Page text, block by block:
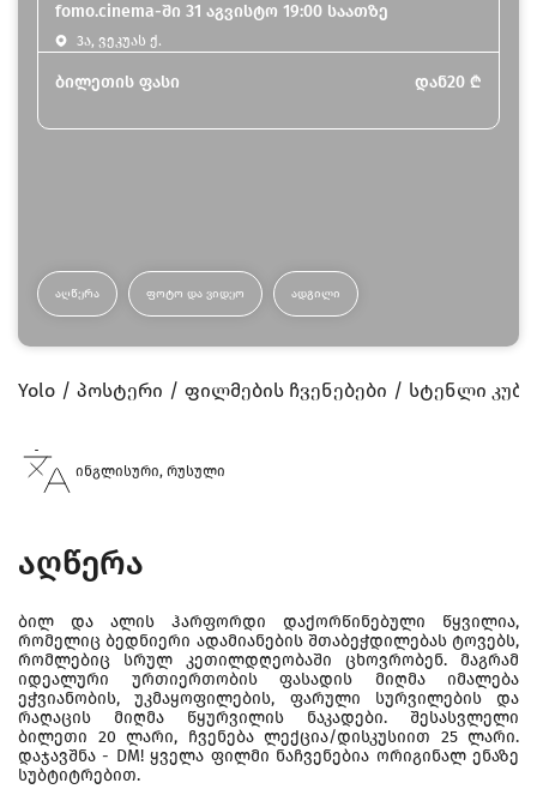
fomo.cinema-ში 31 აგვისტო 19:00 საათზე
3ა, ვეკუას ქ.
ბილეთის ფასი დან20 ₾
ᲐᲦᲬᲔᲠᲐ ᲤᲝᲢᲝ ᲓᲐ ᲕᲘᲓᲔᲝ ᲐᲓᲒᲘᲚᲘ
Yolo პოსტერი ფილმების ჩვენებები სტენლი
ინგლისური, რუსული
აღწერა
ბილ და ალის ჰარფორდი დაქორწინებული წყვილია,
რომელიც ბედნიერი ადამიანების შთაბეჭდილებას ტოვებს,
რომლებიც სრულ კეთილდღეობაში ცხოვრობენ. მაგრამ
იდეალური ურთიერთობის ფასადის მიღმა იმალება
ეჭვიანობის, უკმაყოფილების, ფარული სურვილების და
რაღაცის მიღმა წყურვილის ნაკადები. შესასვლელი
ბილეთი 20 ლარი, ჩვენება ლექცია/დისკუსიით 25 ლარი.
დაჯავშნა - DM! ყველა ფილმი ნაჩვენებია ორიგინალ ენაზე
სუბტიტრებით.